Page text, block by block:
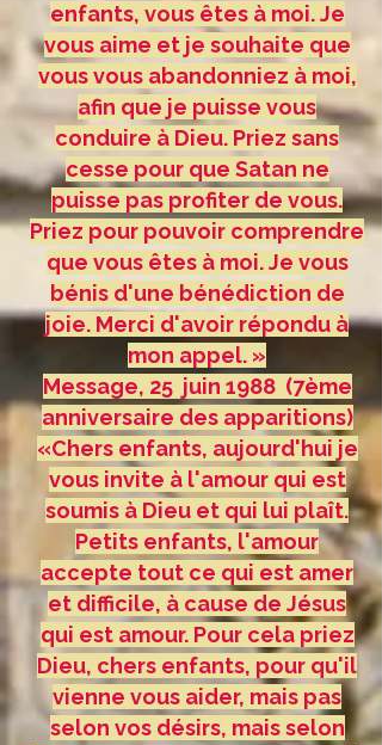
enfants, vous êtes à moi. Je
vous aime et je souhaite que
vous vous abandonniez à moi,
afin que je puisse vous
conduire à Dieu. Priez sans
cesse pour que Satan ne
puisse pas profiter de vous.
Priez pour pouvoir comprendre
que vous êtes à moi. Je vous
bénis d'une bénédiction de
joie. Merci d'avoir répondu à
mon appel. »
Message, 25 juin 1988 (7ème
anniversaire des apparitions)
«Chers enfants, aujourd'hui je
vous invite à l'amour qui est
soumis à Dieu et qui lui plaît.
Petits enfants, l'amour
accepte tout ce qui est amer
et difficile, à cause de Jésus
qui est amour. Pour cela priez
Dieu, chers enfants, pour qu'il
vienne vous aider, mais pas
selon vos désirs, mais selon